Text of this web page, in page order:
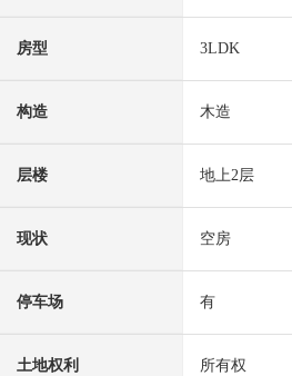
房型 3LDK
构造 木造
层楼 地上2层
现状 空房
停车场 有
土地权利 所有权